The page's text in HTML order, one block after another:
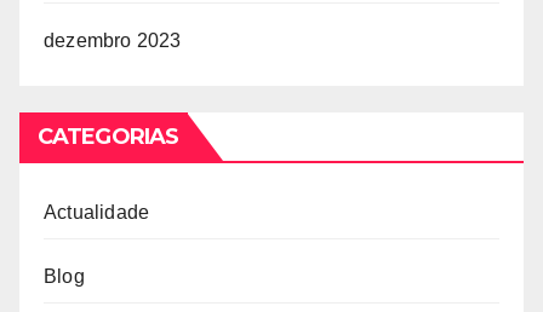
dezembro 2023
CATEGORIAS
Actualidade
Blog